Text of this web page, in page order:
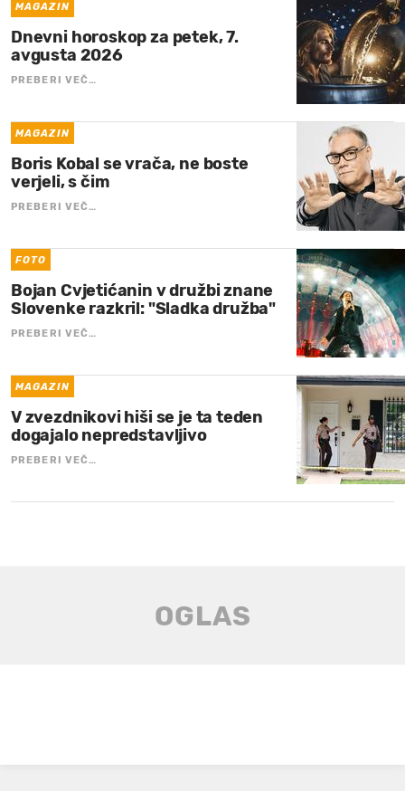
MAGAZIN
Dnevni horoskop za petek, 7.
avgusta 2026
PREBERI VEČ…
MAGAZIN
Boris Kobal se vrača, ne boste
verjeli, s čim
PREBERI VEČ…
FOTO
Bojan Cvjetićanin v družbi znane
Slovenke razkril: "Sladka družba"
PREBERI VEČ…
MAGAZIN
V zvezdnikovi hiši se je ta teden
dogajalo nepredstavljivo
PREBERI VEČ…